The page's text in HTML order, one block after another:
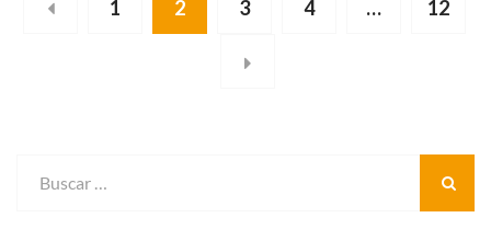
1 2 3 4 … 12